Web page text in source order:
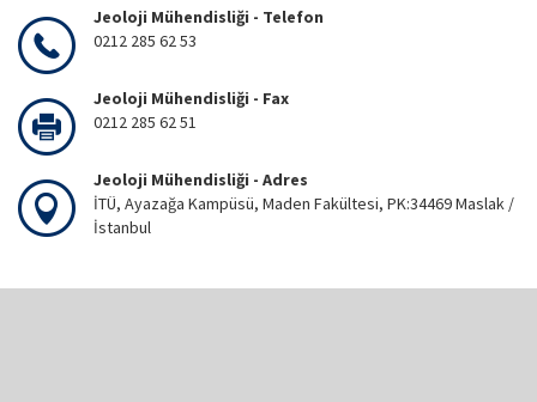
Jeoloji Mühendisliği - Telefon
0212 285 62 53
Jeoloji Mühendisliği - Fax
0212 285 62 51
Jeoloji Mühendisliği - Adres
İTÜ, Ayazağa Kampüsü, Maden Fakültesi, PK:34469 Maslak /
İstanbul